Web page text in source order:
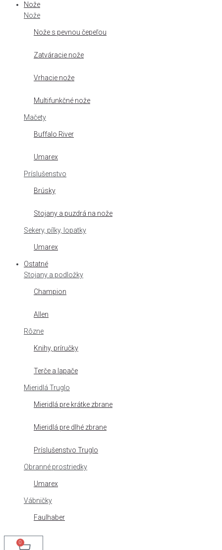
Nože
Nože
Nože s pevnou čepeľou
Zatváracie nože
Vrhacie nože
Multifunkčné nože
Mačety
Buffalo River
Umarex
Príslušenstvo
Brúsky
Stojany a puzdrá na nože
Sekery, pílky, lopatky
Umarex
Ostatné
Stojany a podložky
Champion
Allen
Rôzne
Knihy, príručky
Terče a lapače
Mieridlá Truglo
Mieridlá pre krátke zbrane
Mieridlá pre dlhé zbrane
Príslušenstvo Truglo
Obranné prostriedky
Umarex
Vábničky
Faulhaber
0